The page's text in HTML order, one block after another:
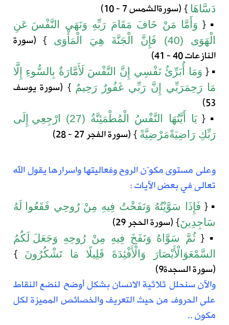
دَسَّاهَا } (سورةالشمس
▪
{ وَأَمَّا مَنْ خَافَ مَقَامَ رَبِّهِ وَنَهَى النَّفْسَ عَنِ
الْهَوَى (40) فَإِنَّ الْجَنَّةَ هِيَ الْمَأْوَى } (سورة
النازعات
▪
{ وَمَا أُبَرِّئُ نَفْسِي إِنَّ النَّفْسَ لَأَمَّارَةٌ بِالسُّوءِ
إِلَّا
مَا رَحِمَرَبِّي إِنَّ رَبِّي غَفُورٌ رَحِيمٌ } (سورة يوسف
53)
▪
{يَا أَيَّتُهَا النَّفْسُ الْمُطْمَئِنَّةُ (27) ارْجِعِي إِلَى
رَبِّكِ رَاضِيَةًمَرْضِيَّةً } (سورةالفجر
وعلى مستوىمكوّنالروح وفعاليتها واسرارها يقول الله
تعالى في بعض الآيات :
▪
{ فَإِذَا سَوَّيْتُهُ وَنَفَخْتُ فِيهِ مِنْ رُوحِي فَقَعُوا لَهُ
سَاجِدِينَ} (سورةالحجر
▪
{ثُمَّ سَوَّاهُ وَنَفَخَ فِيهِ مِنْ رُوحِهِ وَجَعَلَ لَكُمُ
السَّمْعَوَالْأَبْصَارَ وَالْأَفْئِدَةَ قَلِيلًا مَا تَشْكُرُونَ
}
(سورةالسجدة9)
والآن سنحلل ثلاثية الانسان بشكل أوضح لنضع النقاط
على الحروف من حيث التعريف والخصائصالمميزة لكل
مكون ..